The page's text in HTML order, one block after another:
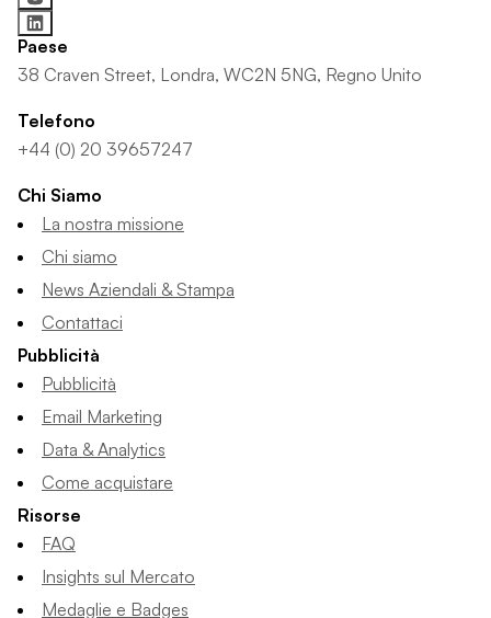
Paese
38 Craven Street, Londra, WC2N 5NG, Regno Unito
Telefono
+44 (0) 20 39657247
Chi Siamo
La nostra missione
Chi siamo
News Aziendali & Stampa
Contattaci
Pubblicità
Pubblicità
Email Marketing
Data & Analytics
Come acquistare
Risorse
FAQ
Insights sul Mercato
Medaglie e Badges